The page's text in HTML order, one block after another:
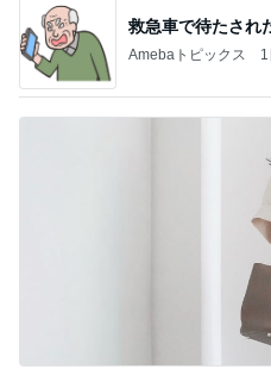
救急車で待たされ
Amebaトピックス